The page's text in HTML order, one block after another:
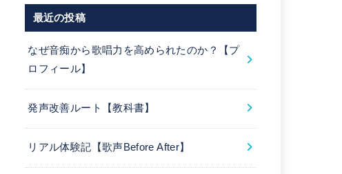
最近の投稿
なぜ音痴から歌唱力を高められたのか？【プ
ロフィール】
発声改善ルート【教科書】
リアル体験記【歌声Before After】